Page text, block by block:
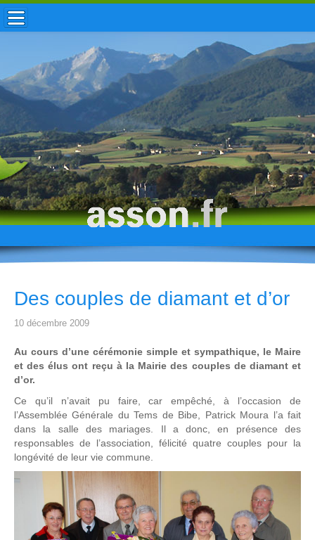
ACCUEIL / INFOS
MUNICIPALITÉ
VIE LOCALE
ENFANCE
TOURISME
HISTOIRE
Des couples de diamant et d’or
10 décembre 2009
Au cours d’une cérémonie simple et sympathique, le Maire
et des élus ont reçu à la Mairie des couples de diamant et
d’or.
Ce qu’il n’avait pu faire, car empêché, à l’occasion de
l’Assemblée Générale du Tems de Bibe, Patrick Moura l’a fait
dans la salle des mariages. Il a donc, en présence des
responsables de l’association, félicité quatre couples pour la
longévité de leur vie commune.